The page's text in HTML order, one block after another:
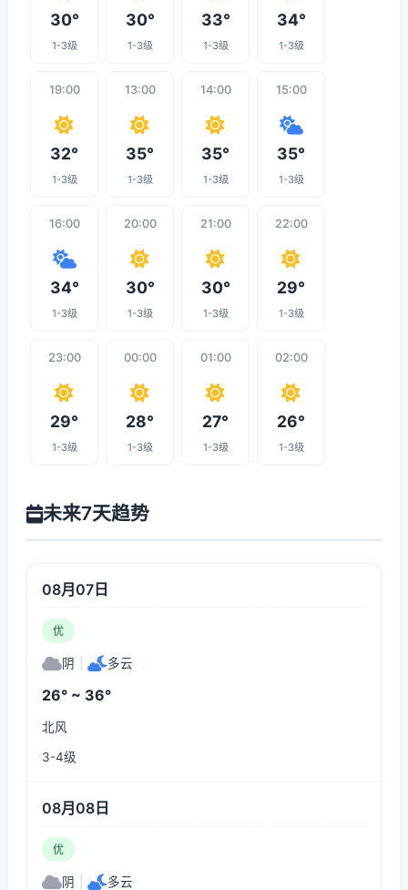
30°
1-3级
30°
1-3级
33°
1-3级
34°
1-3级
19:00
32°
1-3级
13:00
35°
1-3级
14:00
35°
1-3级
15:00
35°
1-3级
16:00
34°
1-3级
20:00
30°
1-3级
21:00
30°
1-3级
22:00
29°
1-3级
23:00
29°
1-3级
00:00
28°
1-3级
01:00
27°
1-3级
02:00
26°
1-3级
未来7天趋势
08月07日
优
阴 多云
26° ~ 36°
北风
3-4级
08月08日
优
阴 多云